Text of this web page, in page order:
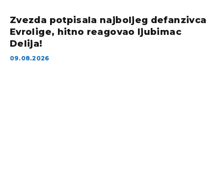
Zvezda potpisala najboljeg defanzivca
Evrolige, hitno reagovao ljubimac
Delija!
09.08.2026